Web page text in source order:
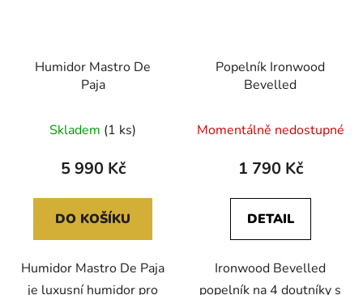
Humidor Mastro De
Paja
Skladem (1 ks)
5 990 Kč
DO KOŠÍKU
Humidor Mastro De Paja
je luxusní humidor pro
Popelník Ironwood
Bevelled
Momentálně nedostupné
1 790 Kč
DETAIL
Ironwood Bevelled
popelník na 4 doutníky s